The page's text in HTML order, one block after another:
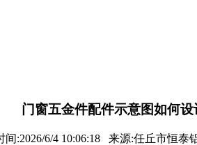
门窗五金件配件示意图如何设
间:2026/6/4 10:06:18 来源:任丘市恒泰